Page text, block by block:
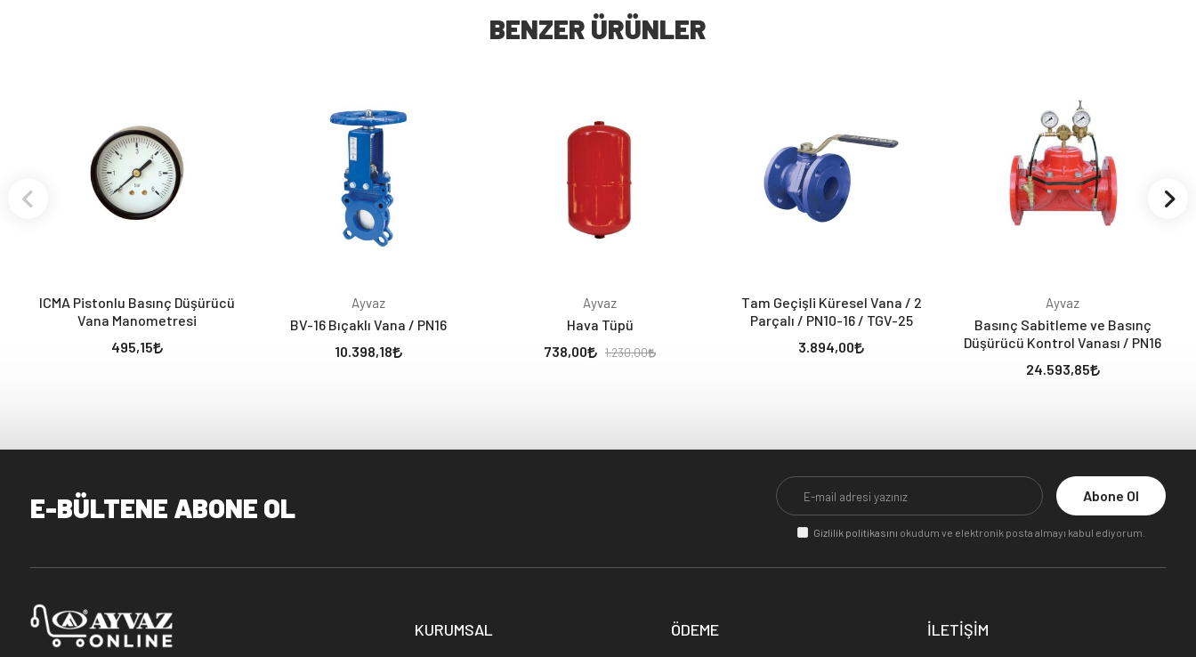
BENZER ÜRÜNLER
ICMA Pistonlu Basınç Düşürücü
Vana Manometresi
495,15
Ayvaz
BV-16 Bıçaklı Vana / PN16
10.398,18
Ayvaz
Hava Tüpü
738,00
1.230,00
Tam Geçişli Küresel Vana / 2
Parçalı / PN10-16 / TGV-25
3.894,00
Ayvaz
Basınç Sabitleme ve Basınç
Düşürücü Kontrol Vanası / PN16
24.593,85
E-BÜLTENE ABONE OL Abone Ol
Gizlilik politikasını okudum ve elektronik posta almayı kabul ediyorum.
KURUMSAL ÖDEME İLETİŞİM